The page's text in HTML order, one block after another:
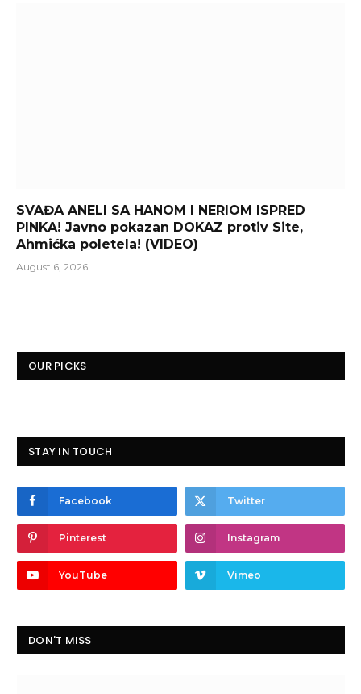
SVAĐA ANELI SA HANOM I NERIOM ISPRED
PINKA! Javno pokazan DOKAZ protiv Site,
Ahmićka poletela! (VIDEO)
August 6, 2026
OUR PICKS
STAY IN TOUCH
Facebook Twitter
Pinterest Instagram
YouTube Vimeo
DON'T MISS